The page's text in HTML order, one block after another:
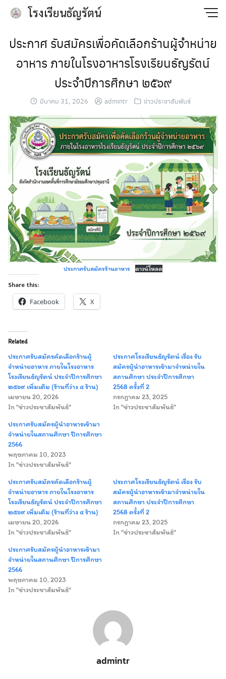
Skip
โรงเรียนธัญรัตน์
Search
for: Search
ประกาศ รับสมัครเพื่อคัดเลือกร้านผู้จำหน่าย
อาหาร ภายในโรงอาหารโรงเรียนธัญรัตน์
ประจำปีการศึกษา ๒๕๖๙
มีนาคม 31, 2026 admintr ข่าวประชาสัมพันธ์
ประกาศรับสมัครร้านอาหาร ดาวน์โหลด
Share this:
Facebook X
Related
ประกาศรับสมัครคัดเลือกร้านผู้
จำหน่ายอาหาร ภายในโรงอาหาร
โรงเรียนธัญรัตน์ ประจำปีการศึกษา
๒๕๖๙ เพิ่มเติม (ร้านที่ว่าง ๔ ร้าน)
เมษายน 20, 2026
In "ข่าวประชาสัมพันธ์"
ประกาศโรงเรียนธัญรัตน์ เรื่อง รับ
สมัครผู้นำอาหารเข้ามาจำหน่ายใน
สถานศึกษา ประจำปีการศึกษา
2568 ครั้งที่ 2
กรกฎาคม 23, 2025
In "ข่าวประชาสัมพันธ์"
ประกาศรับสมัครผู้นำอาหารเข้ามา
จำหน่ายในสถานศึกษา ปีการศึกษา
2566
พฤษภาคม 10, 2023
In "ข่าวประชาสัมพันธ์"
ประกาศรับสมัครคัดเลือกร้านผู้
จำหน่ายอาหาร ภายในโรงอาหาร
โรงเรียนธัญรัตน์ ประจำปีการศึกษา
๒๕๖๙ เพิ่มเติม (ร้านที่ว่าง ๔ ร้าน)
เมษายน 20, 2026
In "ข่าวประชาสัมพันธ์"
ประกาศโรงเรียนธัญรัตน์ เรื่อง รับ
สมัครผู้นำอาหารเข้ามาจำหน่ายใน
สถานศึกษา ประจำปีการศึกษา
2568 ครั้งที่ 2
กรกฎาคม 23, 2025
In "ข่าวประชาสัมพันธ์"
ประกาศรับสมัครผู้นำอาหารเข้ามา
จำหน่ายในสถานศึกษา ปีการศึกษา
2566
พฤษภาคม 10, 2023
In "ข่าวประชาสัมพันธ์"
admintr